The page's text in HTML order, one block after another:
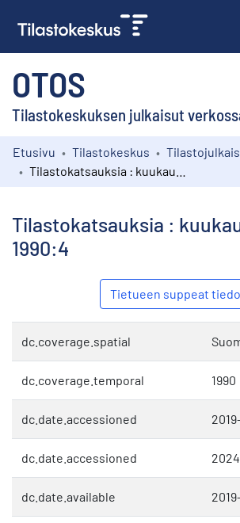
OTOS
Tilastokeskuksen julkaisut
Kokoelmat
Etusivu Tilastokeskus
Tilastokatsauksia :
1990:4
Tietueen suppeat
dc.coverage.spatial
dc.coverage.temporal 1990
dc.date.accessioned
dc.date.accessioned
dc.date.available